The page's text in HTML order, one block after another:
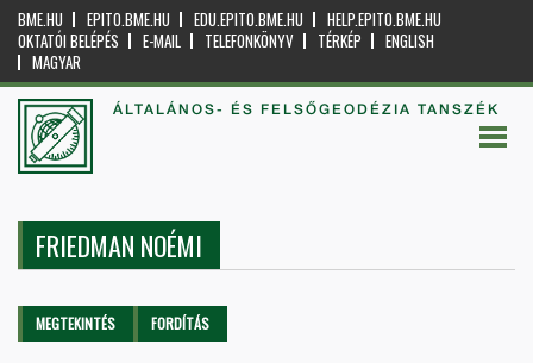
BME.HU EPITO.BME.HU EDU.EPITO.BME.HU
HELP.EPITO.BME.HU
OKTATÓI BELÉPÉS
E-MAIL TELEFONKÖNYV TÉRKÉP
ENGLISH
MAGYAR
ÁLTALÁNOS- ÉS FELSŐGEODÉZIA TANSZÉK
FRIEDMAN NOÉMI
Elsődleges fülek
MEGTEKINTÉS (AKTÍVFORDÍTÁS